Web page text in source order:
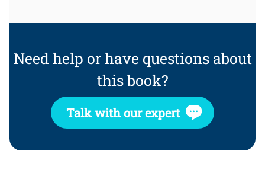
Need help or have questions about
this book?
Talk with our expert